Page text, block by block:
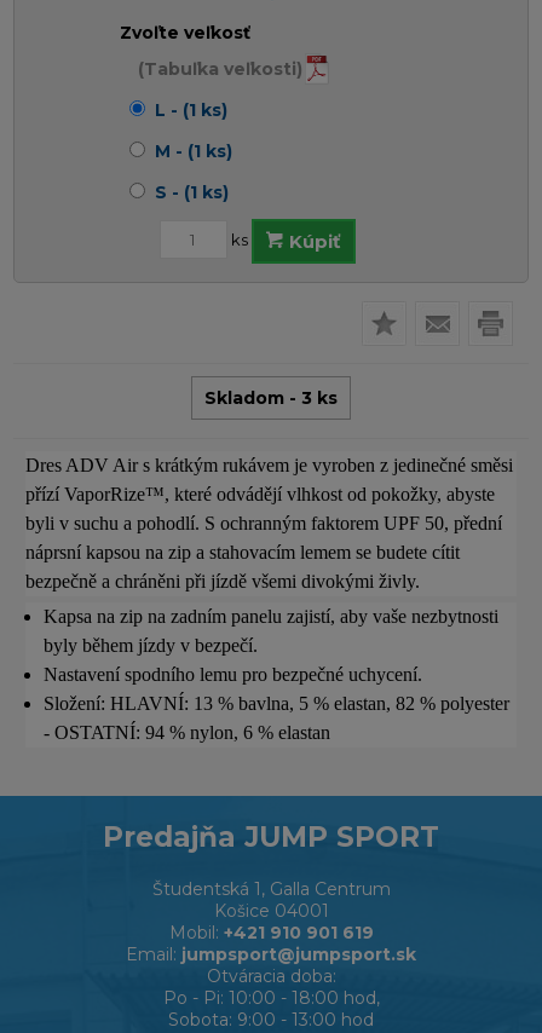
Zvoľte veľkosť
(Tabuľka veľkosti)
L - (1 ks)
M - (1 ks)
S - (1 ks)
ks Kúpiť
Skladom - 3 ks
Dres ADV Air s krátkým rukávem je vyroben z jedinečné směsi
přízí VaporRize™, které odvádějí vlhkost od pokožky, abyste
byli v suchu a pohodlí. S ochranným faktorem UPF 50, přední
náprsní kapsou na zip a stahovacím lemem se budete cítit
bezpečně a chráněni při jízdě všemi divokými živly.
Kapsa na zip na zadním panelu zajistí, aby vaše nezbytnosti
byly během jízdy v bezpečí.
Nastavení spodního lemu pro bezpečné uchycení.
Složení: HLAVNÍ: 13 % bavlna, 5 % elastan, 82 % polyester
- OSTATNÍ: 94 % nylon, 6 % elastan
Predajňa JUMP SPORT
Študentská 1, Galla Centrum
Košice 04001
Mobil: +421 910 901 619
Email: jumpsport@jumpsport.sk
Otváracia doba:
Po - Pi: 10:00 - 18:00 hod,
Sobota: 9:00 - 13:00 hod